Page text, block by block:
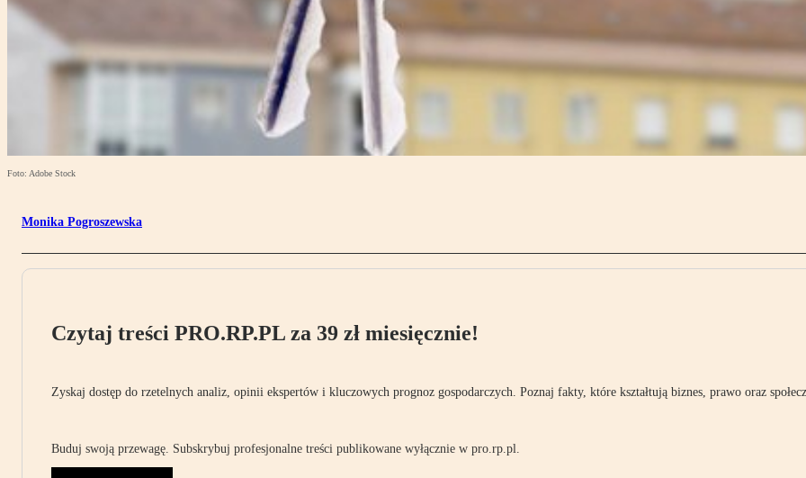
Foto: Adobe Stock
Monika Pogroszewska
Czytaj treści PRO.RP.PL za 39 zł miesięcznie!
Zyskaj dostęp do rzetelnych analiz, opinii ekspertów i kluczowych prognoz gospodarczych. Poznaj fakty, które kształtują biznes, prawo oraz
Buduj swoją przewagę. Subskrybuj profesjonalne treści publikowane wyłącznie w pro.rp.pl.